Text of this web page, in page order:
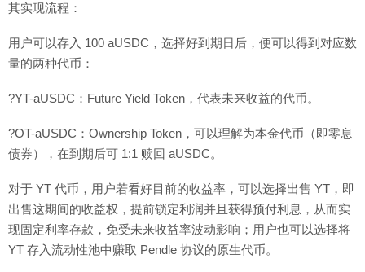
其实现流程：
用户可以存入 100 aUSDC，选择好到期日后，便可以得到对应数
量的两种代币：
?YT-aUSDC：Future Yield Token，代表未来收益的代币。
?OT-aUSDC：Ownership Token，可以理解为本金代币（即零息
债券），在到期后可 1:1 赎回 aUSDC。
对于 YT 代币，用户若看好目前的收益率，可以选择出售 YT，即
出售这期间的收益权，提前锁定利润并且获得预付利息，从而实
现固定利率存款，免受未来收益率波动影响；用户也可以选择将
YT 存入流动性池中赚取 Pendle 协议的原生代币。